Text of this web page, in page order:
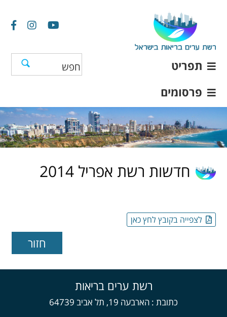
תפריט
פרסומים
חדשות רשת אפריל 2014
לצפייה בקובץ לחץ כאן
רשת ערים בריאות
כתובת הארבעה 19, תל אביב 64739